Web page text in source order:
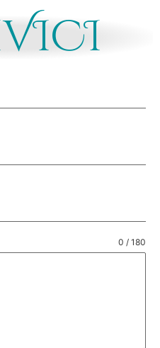
0 / 180